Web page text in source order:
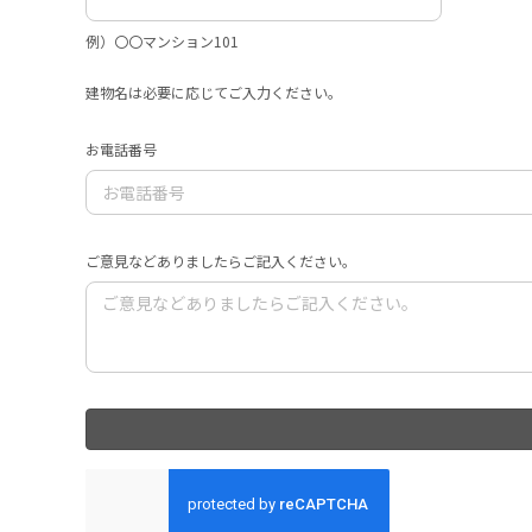
例）〇〇マンション101
建物名は必要に応じてご入力ください。
お電話番号
ご意見などありましたらご記入ください。